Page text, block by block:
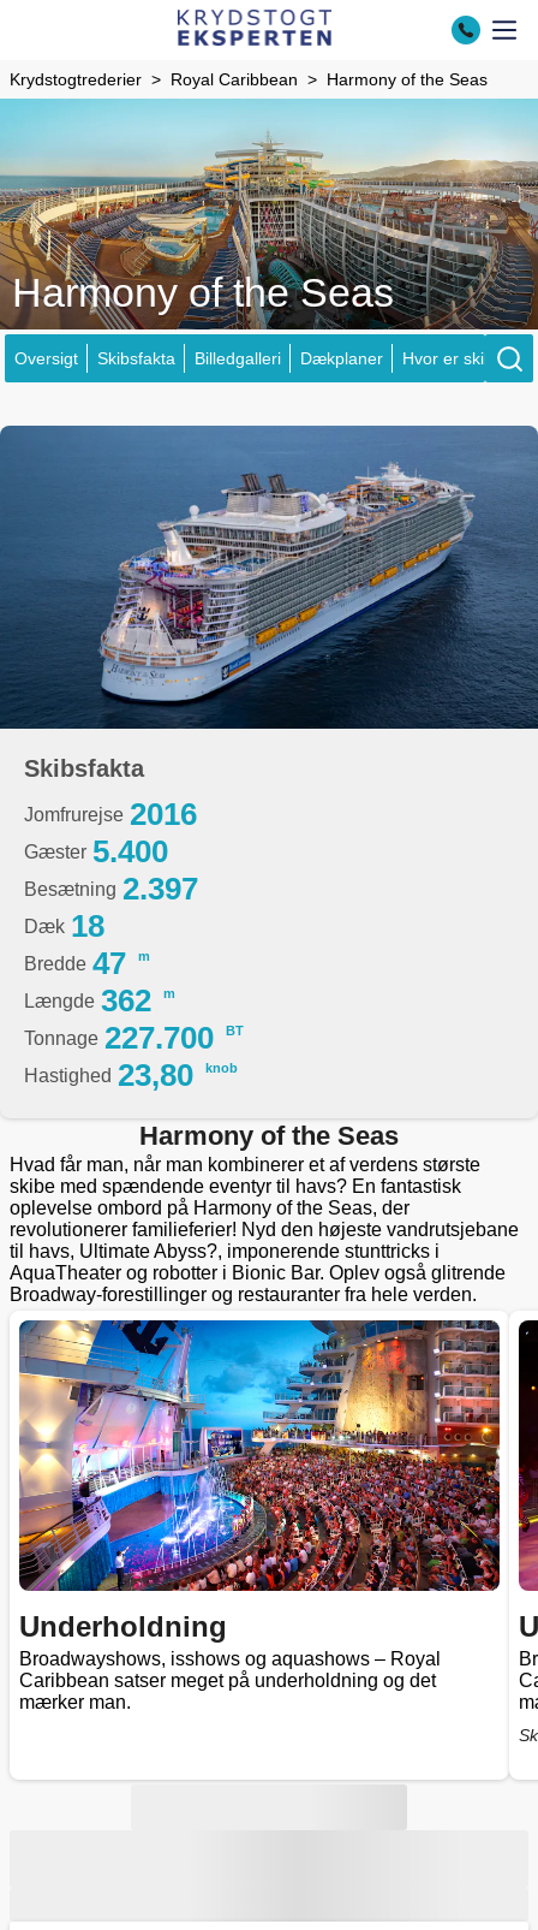
Krydstogtrederier Royal Caribbean Harmony of the Seas
Harmony of the Seas
Oversigt Skibsfakta Billedgalleri Dækplaner Hvor er skibene
Skibsfakta
Jomfrurejse 2016
Gæster 5.400
Besætning 2.397
Dæk 18
Bredde 47 m
Længde 362 m
Tonnage 227.700 BT
Hastighed 23,80 knob
Harmony of the Seas
Hvad får man, når man kombinerer et af verdens største
skibe med spændende eventyr til havs? En fantastisk
oplevelse ombord på Harmony of the Seas, der
revolutionerer familieferier! Nyd den højeste vandrutsjebane
til havs, Ultimate Abyss?, imponerende stunttricks i
AquaTheater og robotter i Bionic Bar. Oplev også glitrende
Broadway-forestillinger og restauranter fra hele verden.
Underholdning
Broadwayshows, isshows og aquashows – Royal
Caribbean satser meget på underholdning og det
mærker man.